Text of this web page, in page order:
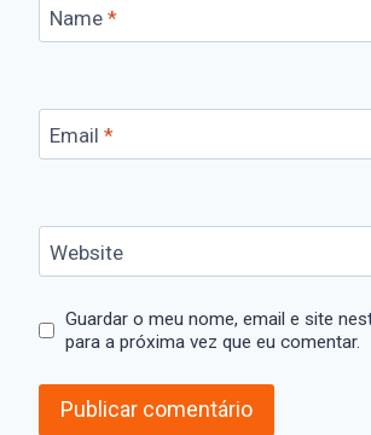
Name *
Email *
Website
Guardar o meu nome, email e site
para a próxima vez que eu comentar.